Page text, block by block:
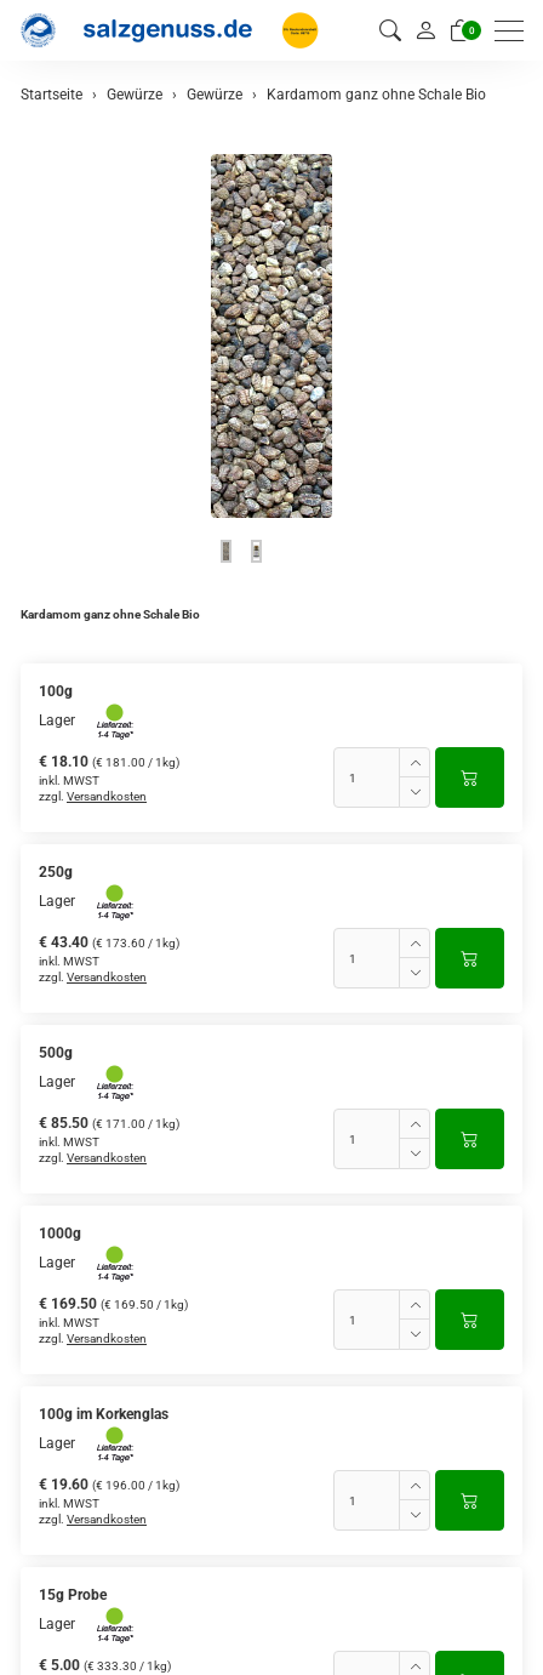
0
zurück
Startseite Gewürze Gewürze Kardamom ganz ohne Schale Bio
Kardamom ganz ohne Schale Bio
100g
Lager
€ 18.10 (€ 181.00 / 1kg)
inkl. MWST
zzgl. Versandkosten
250g
Lager
€ 43.40 (€ 173.60 / 1kg)
inkl. MWST
zzgl. Versandkosten
500g
Lager
€ 85.50 (€ 171.00 / 1kg)
inkl. MWST
zzgl. Versandkosten
1000g
Lager
€ 169.50 (€ 169.50 / 1kg)
inkl. MWST
zzgl. Versandkosten
100g im Korkenglas
Lager
€ 19.60 (€ 196.00 / 1kg)
inkl. MWST
zzgl. Versandkosten
15g Probe
Lager
€ 5.00 (€ 333.30 / 1kg)